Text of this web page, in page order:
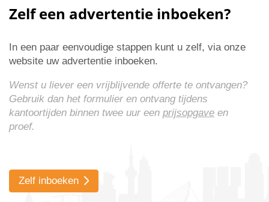
Zelf een advertentie inboeken?
In een paar eenvoudige stappen kunt u zelf, via onze
website uw advertentie inboeken.
Wenst u liever een vrijblijvende offerte te ontvangen?
Gebruik dan het formulier en ontvang tijdens
kantoortijden binnen twee uur een prijsopgave en
proef.
Zelf inboeken